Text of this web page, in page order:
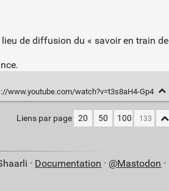
de diffusion du « savoir en train de
www.youtube.com/watch?v=t3s8aH4-Gp4
Liens par page 20 50 100
· Documentation · @Mastodon ·